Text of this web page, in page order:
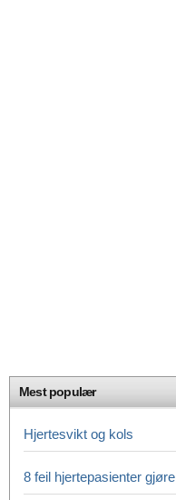
Mest populær
Hjertesvikt og kols
8 feil hjertepasienter gjøre